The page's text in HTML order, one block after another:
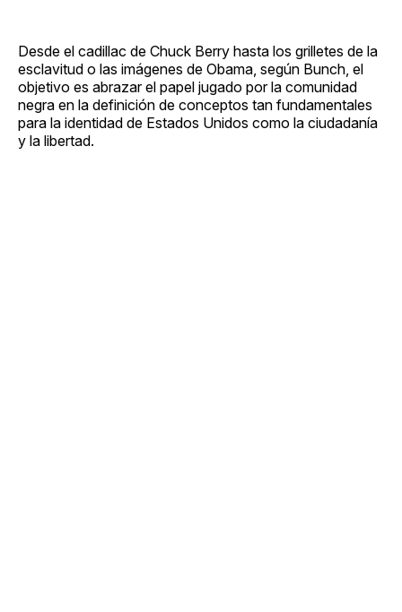
Desde el cadillac de Chuck Berry hasta los grilletes de la
esclavitud o las imágenes de Obama, según Bunch, el
objetivo es abrazar el papel jugado por la comunidad
negra en la definición de conceptos tan fundamentales
para la identidad de Estados Unidos como la ciudadanía
y la libertad.